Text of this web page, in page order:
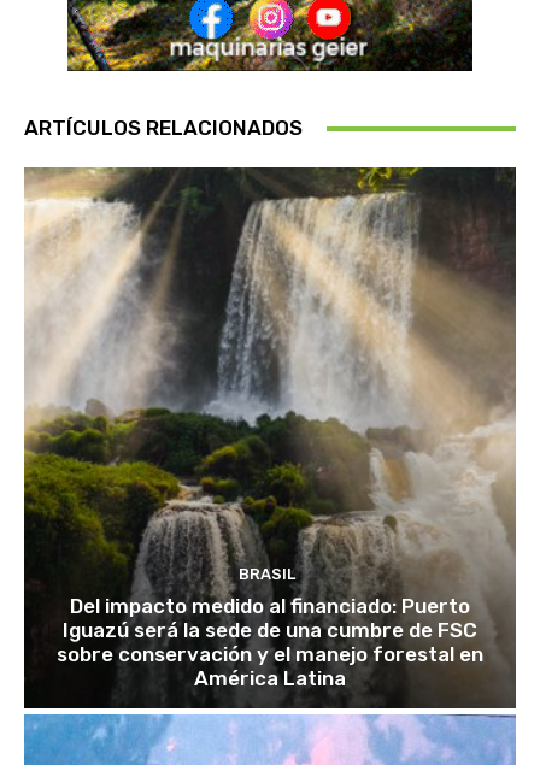
ARTÍCULOS RELACIONADOS
BRASIL
Del impacto medido al financiado: Puerto
Iguazú será la sede de una cumbre de FSC
sobre conservación y el manejo forestal en
América Latina